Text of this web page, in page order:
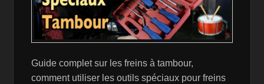
Guide complet sur les freins à tambour,
comment utiliser les outils spéciaux pour freins